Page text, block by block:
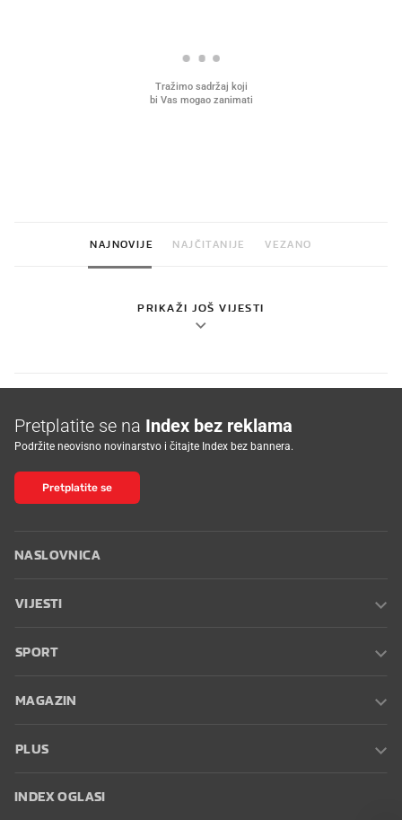
NAJNOVIJE NAJČITANIJE VEZANO
PRIKAŽI JOŠ VIJESTI
Pretplatite se na Index bez reklama
Podržite neovisno novinarstvo i čitajte Index bez bannera.
Pretplatite se
NASLOVNICA
VIJESTI
SPORT
MAGAZIN
PLUS
INDEX OGLASI